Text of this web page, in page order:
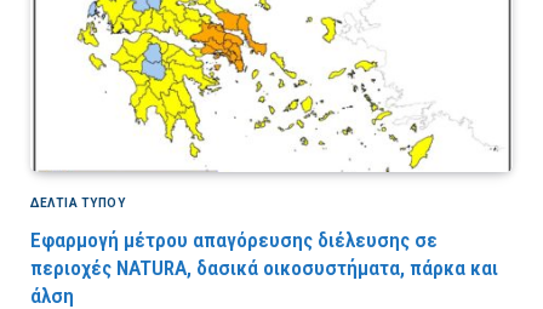
ΔΕΛΤΙΑ ΤΥΠΟΥ
Εφαρμογή μέτρου απαγόρευσης διέλευσης σε
περιοχές NATURA, δασικά οικοσυστήματα, πάρκα και
άλση